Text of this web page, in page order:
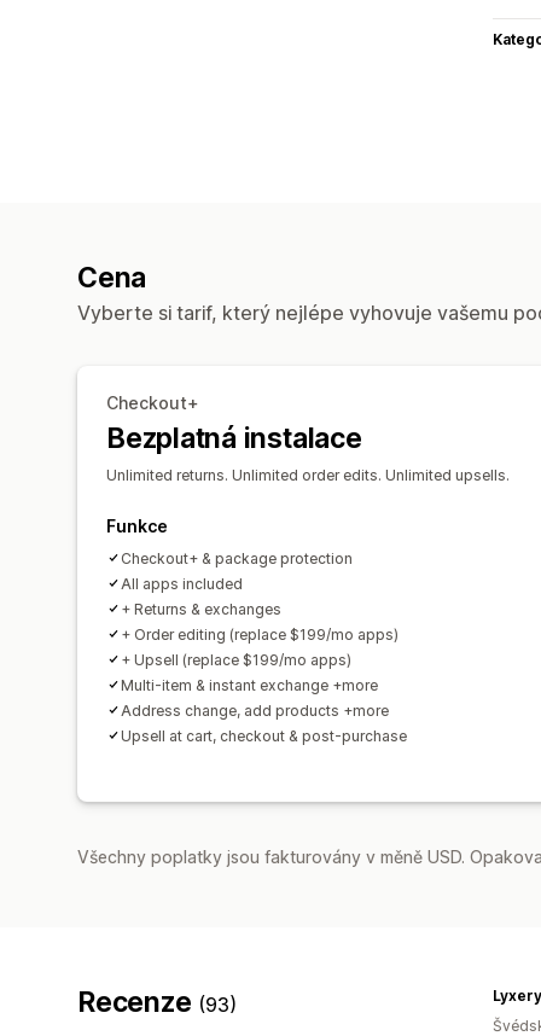
Cena
Vyberte si tarif, který nejlépe vyhovuje vašemu
Checkout+
Bezplatná instalace
Unlimited returns. Unlimited order edits. Unlimited upsells.
Funkce
Checkout+ & package protection
All apps included
+ Returns & exchanges
+ Order editing (replace $199/mo apps)
+ Upsell (replace $199/mo apps)
Multi-item & instant exchange +more
Address change, add products +more
Upsell at cart, checkout & post-purchase
Všechny poplatky jsou fakturovány v měně USD.
Recenze (93)